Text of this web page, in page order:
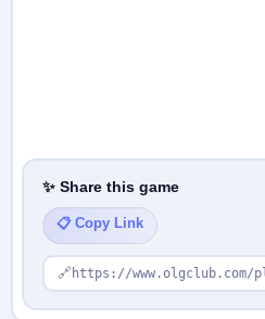
✨ Share this game
📋 Copy Link
🔗 https://www.olgclub.com/